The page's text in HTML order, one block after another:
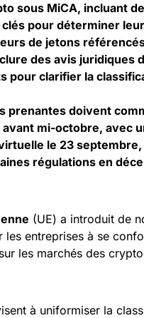
sous MiCA, incluant
pour déterminer
de jetons
des avis juridiques
pour clarifier la
prenantes doivent
mi-octobre, avec
le 23 septembre,
régulations en
(UE) a introduit de
les entreprises à se
les marchés des
à uniformiser la